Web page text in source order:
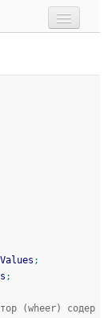
;
;
(wheer) содер